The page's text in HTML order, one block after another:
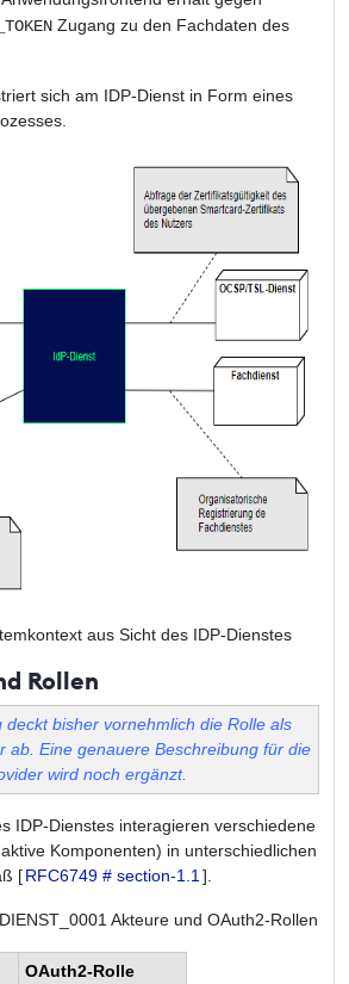
Zugang zu den Fachdaten des
sich am IDP-Dienst in Form eines
aus Sicht des IDP-Dienstes
Rollen
deckt bisher vornehmlich die Rolle als
ab. Eine genauere Beschreibung für die
wird noch ergänzt.
IDP-Dienstes interagieren verschiedene
Komponenten) in unterschiedlichen
[RFC6749 # section-1.1 ].
Akteure und OAuth2-Rollen
OAuth2-Rolle